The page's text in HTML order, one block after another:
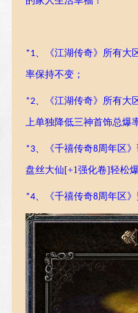
*1、 《江湖传奇》所有大
率保持不变；
*2、 《江湖传奇》所有大
上单独降低三神首饰总爆
*3、 《千禧传奇8周年 区
盘丝大仙[+1强化卷]轻松爆
*4、 《千禧传奇8周年 区